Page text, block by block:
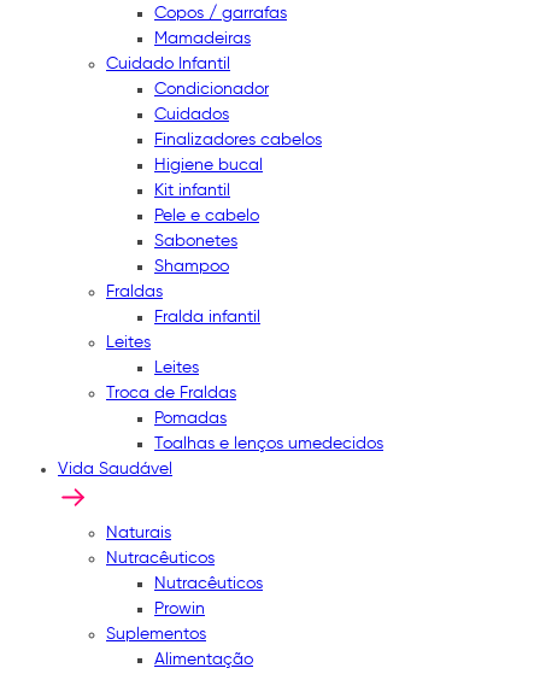
Copos / garrafas
Mamadeiras
Cuidado Infantil
Condicionador
Cuidados
Finalizadores cabelos
Higiene bucal
Kit infantil
Pele e cabelo
Sabonetes
Shampoo
Fraldas
Fralda infantil
Leites
Leites
Troca de Fraldas
Pomadas
Toalhas e lenços umedecidos
Vida Saudável
Naturais
Nutracêuticos
Nutracêuticos
Prowin
Suplementos
Alimentação